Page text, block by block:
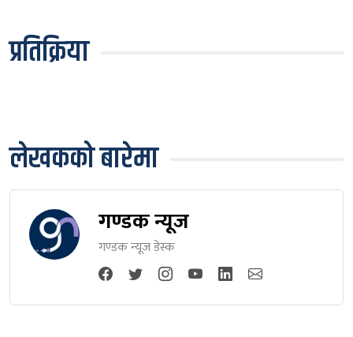
प्रतिक्रिया
लेखकको बारेमा
गण्डक न्यूज
गण्डक न्यूज डेस्क